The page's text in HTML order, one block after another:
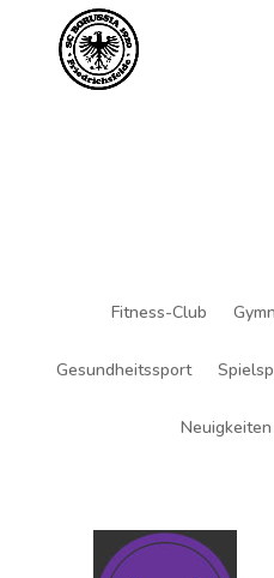
Saisonstart im April.
Kinder vereinbaren und
Fitness-Club
Gesundheitssport
Neuigkeiten